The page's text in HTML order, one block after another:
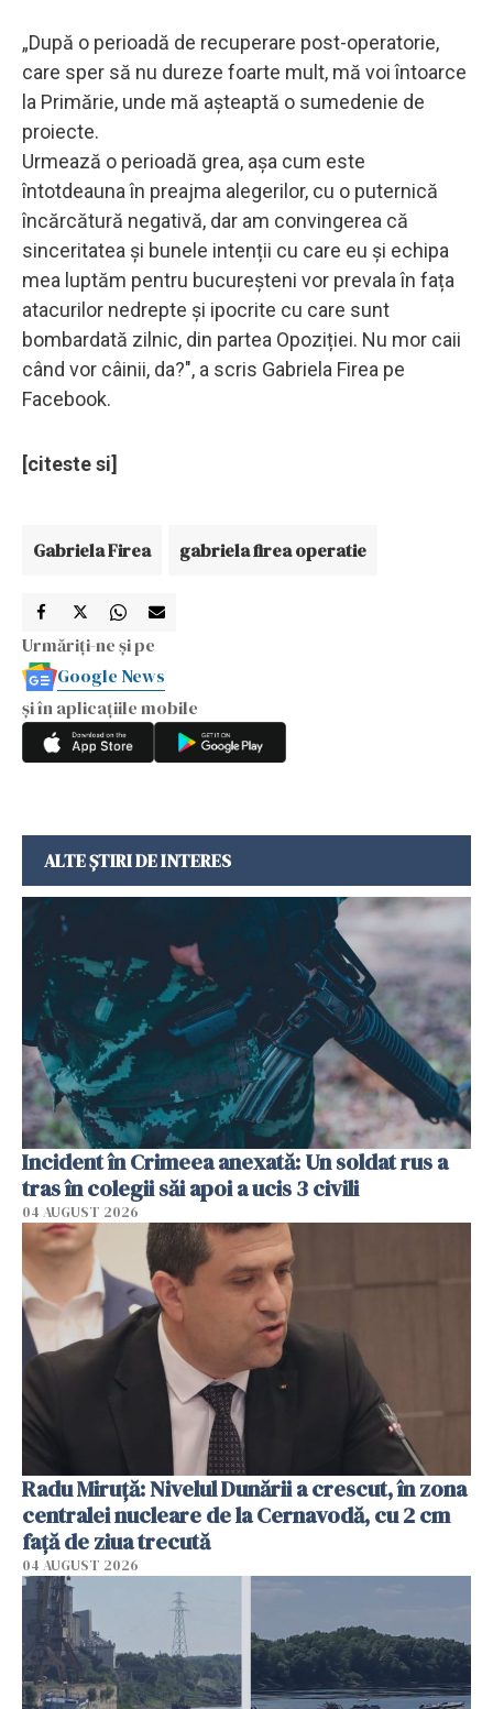
„După o perioadă de recuperare post-operatorie,
care sper să nu dureze foarte mult, mă voi întoarce
la Primărie, unde mă așteaptă o sumedenie de
proiecte.
Urmează o perioadă grea, așa cum este
întotdeauna în preajma alegerilor, cu o puternică
încărcătură negativă, dar am convingerea că
sinceritatea și bunele intenții cu care eu și echipa
mea luptăm pentru bucureșteni vor prevala în fața
atacurilor nedrepte și ipocrite cu care sunt
bombardată zilnic, din partea Opoziției. Nu mor caii
când vor câinii, da?", a scris Gabriela Firea pe
Facebook.
[citeste si]
Gabriela Firea gabriela firea operatie
Urmăriți-ne și pe
Google News
și în aplicațiile mobile
ALTE ȘTIRI DE INTERES
Incident în Crimeea anexată: Un soldat rus a
tras în colegii săi apoi a ucis 3 civili
04 AUGUST 2026
Radu Miruţă: Nivelul Dunării a crescut, în zona
centralei nucleare de la Cernavodă, cu 2 cm
faţă de ziua trecută
04 AUGUST 2026